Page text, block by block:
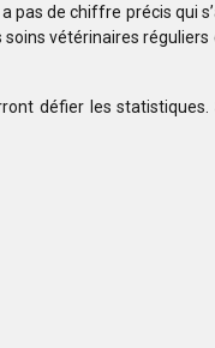
de chiffre précis qui
vétérinaires
défier les